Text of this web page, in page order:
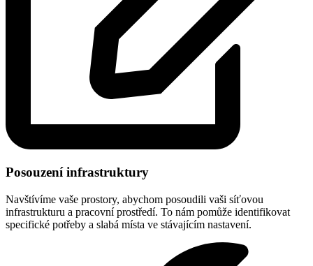
Posouzení infrastruktury
Navštívíme vaše prostory, abychom posoudili vaši síťovou
infrastrukturu a pracovní prostředí. To nám pomůže identifikovat
specifické potřeby a slabá místa ve stávajícím nastavení.